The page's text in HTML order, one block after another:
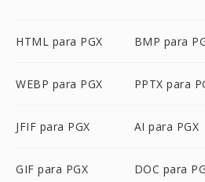
HTML para PGX BMP para
WEBP para PGX PPTX para
JFIF para PGX AI para PGX
GIF para PGX DOC para